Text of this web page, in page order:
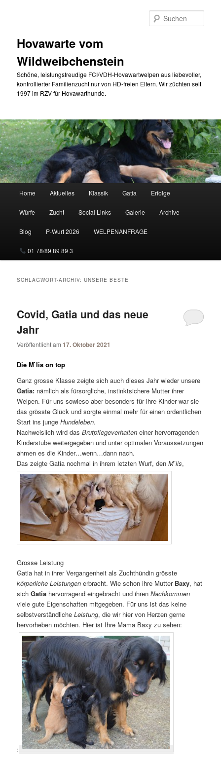
Hovawarte vom
Wildweibchenstein
Schöne, leistungsfreudige FCI/VDH-Hovawartwelpen aus liebevoller,
kontrollierter Familienzucht nur von HD-freien Eltern. Wir züchten seit
1997 im RZV für Hovawarthunde.
Home Aktuelles Klassik Gatia Erfolge
Würfe Zucht Social Links Galerie Archive
Blog P-Wurf 2026 WELPENANFRAGE
01 78/89 89 89 3
SCHLAGWORT-ARCHIV:UNSERE BESTE
Covid, Gatia und das neue
Jahr
Veröffentlicht am17. Oktober 2021
Die M`lis on top
Ganz grosse Klasse zeigte sich auch dieses Jahr wieder unsere
Gatia: nämlich als fürsorgliche, instinktsichere Mutter ihrer
Welpen. Für uns sowieso aber besonders für ihre Kinder war sie
das grösste Glück und sorgte einmal mehr für einen ordentlichen
Start ins jungeHundeleben.
Nachweislich wird dasBrutpflegeverhalten einer hervorragenden
Kinderstube weitergegeben und unter optimalen Voraussetzungen
ahmen es die Kinder…wenn…dann nach.
Das zeigte Gatia nochmal in ihrem letzten Wurf, denM`lis,
Grosse Leistung
Gatia hat in ihrer Vergangenheit als Zuchthündin grösste
körperliche Leistungen erbracht. Wie schon ihre Mutter Baxy, hat
sichGatia hervorragend eingebracht und ihrenNachkommen
viele gute Eigenschaften mitgegeben. Für uns ist das keine
selbstverständlicheLeistung, die wir hier von Herzen gerne
hervorheben möchten. Hier ist Ihre Mama Baxy zu sehen:
: